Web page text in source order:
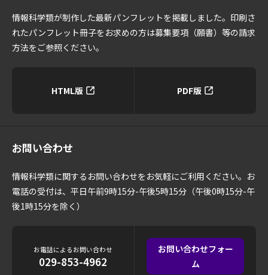
情報科学類が制作した最新パンフレットを掲載しました。印刷さ
れたパンフレット冊子をお求めの方は募集要項（願書）等の請求
方法をご参照ください。
HTML版 PDF版
お問い合わせ
情報科学類に関するお問い合わせをお気軽にご利用ください。お
電話の受付は、平日午前9時15分-午後5時15分（午後0時15分-午
後1時15分を除く）
お電話によるお問い合わせ
029-853-4962
お問い合わせフォー
ム